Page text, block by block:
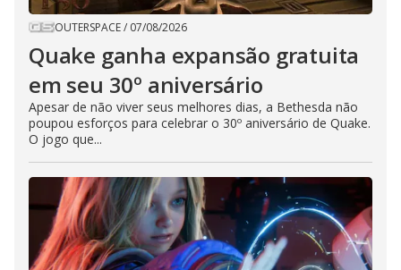
OUTERSPACE/ 07/08/2026
Quake ganha expansão gratuita
em seu 30º aniversário
Apesar de não viver seus melhores dias, a Bethesda não
poupou esforços para celebrar o 30º aniversário de Quake.
O jogo que...